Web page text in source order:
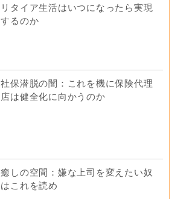
リタイア生活はいつになったら実現
するのか
社保潜脱の闇：これを機に保険代理
店は健全化に向かうのか
癒しの空間：嫌な上司を変えたい奴
はこれを読め